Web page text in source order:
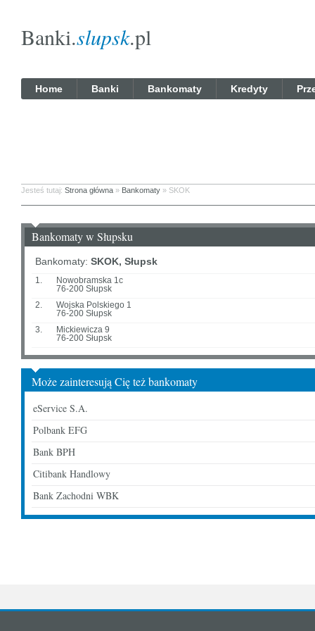
Banki.slupsk.pl
Home Banki Bankomaty Kredyty
Jesteś tutaj: Strona główna » Bankomaty » SKOK
Bankomaty w Słupsku
Bankomaty: SKOK, Słupsk
1.
Nowobramska 1c
76-200 Słupsk
2.
Wojska Polskiego 1
76-200 Słupsk
3.
Mickiewicza 9
76-200 Słupsk
Może zainteresują Cię też bankomaty
eService S.A.
Polbank EFG
Bank BPH
Citibank Handlowy
Bank Zachodni WBK